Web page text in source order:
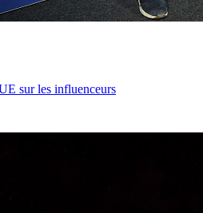
sur les influenceurs